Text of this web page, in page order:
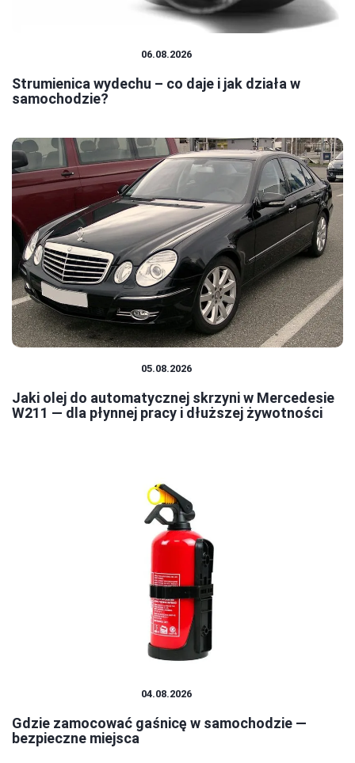
06.08.2026
Strumienica wydechu – co daje i jak działa w
samochodzie?
05.08.2026
Jaki olej do automatycznej skrzyni w Mercedesie
W211 — dla płynnej pracy i dłuższej żywotności
04.08.2026
Gdzie zamocować gaśnicę w samochodzie —
bezpieczne miejsca